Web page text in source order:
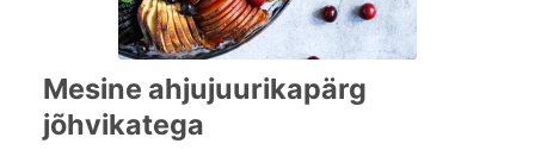
Mesine ahjujuurikapärg
jõhvikatega